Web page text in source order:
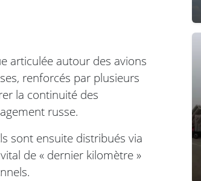
articulée autour des avions
renforcés par plusieurs
la continuité des
russe.
sont ensuite distribués via
de « dernier kilomètre »